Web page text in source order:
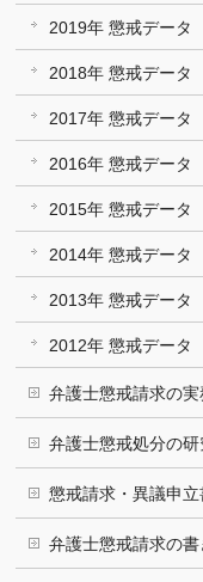
2019年 懲戒データ
2018年 懲戒データ
2017年 懲戒データ
2016年 懲戒データ
2015年 懲戒データ
2014年 懲戒データ
2013年 懲戒データ
2012年 懲戒データ
弁護士懲戒請求の
弁護士懲戒処分の研
懲戒請求・異議申
弁護士懲戒請求の書